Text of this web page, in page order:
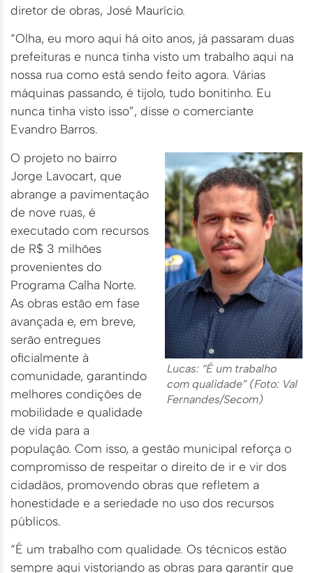
diretor de obras, José Maurício.
“Olha, eu moro aqui há oito anos, já passaram duas
prefeituras e nunca tinha visto um trabalho aqui na
nossa rua como está sendo feito agora. Várias
máquinas passando, é tijolo, tudo bonitinho. Eu
nunca tinha visto isso”, disse o comerciante
Evandro Barros.
Lucas: “É um trabalho
com qualidade” (Foto: Val
Fernandes/Secom)
O projeto no bairro
Jorge Lavocart, que
abrange a pavimentação
de nove ruas, é
executado com recursos
de R$ 3 milhões
provenientes do
Programa Calha Norte.
As obras estão em fase
avançada e, em breve,
serão entregues
oficialmente à
comunidade, garantindo
melhores condições de
mobilidade e qualidade
de vida para a
população. Com isso, a gestão municipal reforça o
compromisso de respeitar o direito de ir e vir dos
cidadãos, promovendo obras que refletem a
honestidade e a seriedade no uso dos recursos
públicos.
“É um trabalho com qualidade. Os técnicos estão
sempre aqui vistoriando as obras para garantir que